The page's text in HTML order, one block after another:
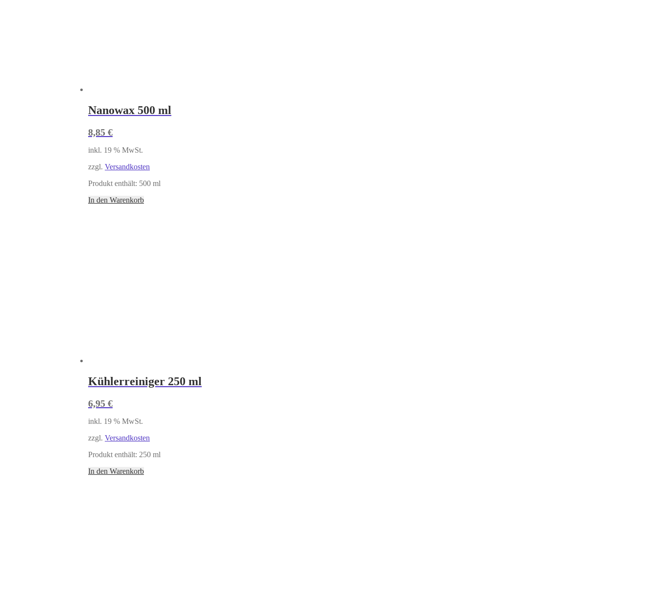
Nanowax 500 ml
8,85€
inkl. 19 % MwSt.
zzgl.Versandkosten
Produkt enthält: 500ml
In den Warenkorb
Kühlerreiniger 250 ml
6,95€
inkl. 19 % MwSt.
zzgl.Versandkosten
Produkt enthält: 250ml
In den Warenkorb